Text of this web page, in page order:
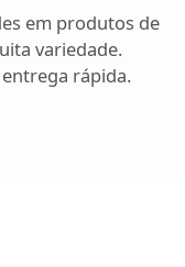
em produtos de
variedade.
rápida.